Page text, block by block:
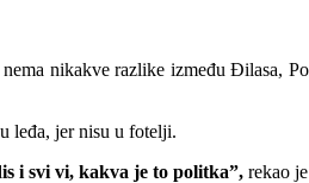
nikakve razlike između Đilasa,
leđa, jer nisu u fotelji.
i svi vi, kakva je to politka”, rekao